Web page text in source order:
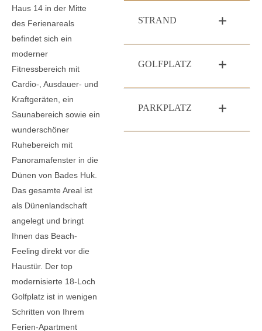
Haus 14 in der Mitte
des Ferienareals
befindet sich ein
moderner
Fitnessbereich mit
Cardio-, Ausdauer- und
Kraftgeräten, ein
Saunabereich sowie ein
wunderschöner
Ruhebereich mit
Panoramafenster in die
Dünen von Bades Huk.
Das gesamte Areal ist
als Dünenlandschaft
angelegt und bringt
Ihnen das Beach-
Feeling direkt vor die
Haustür. Der top
modernisierte 18-Loch
Golfplatz ist in wenigen
Schritten von Ihrem
Ferien-Apartment
STRAND
GOLFPLATZ
PARKPLATZ